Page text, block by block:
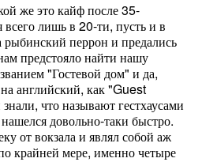
же это кайф после 35-
всего лишь в 20-ти, пусть и в
перрон и предались
предстояло найти нашу
"Гостевой дом" и да,
на английский, как "Guest
что называют гестхаусами
довольно-таки быстро.
от вокзала и являл собой аж
крайней мере, именно четыре